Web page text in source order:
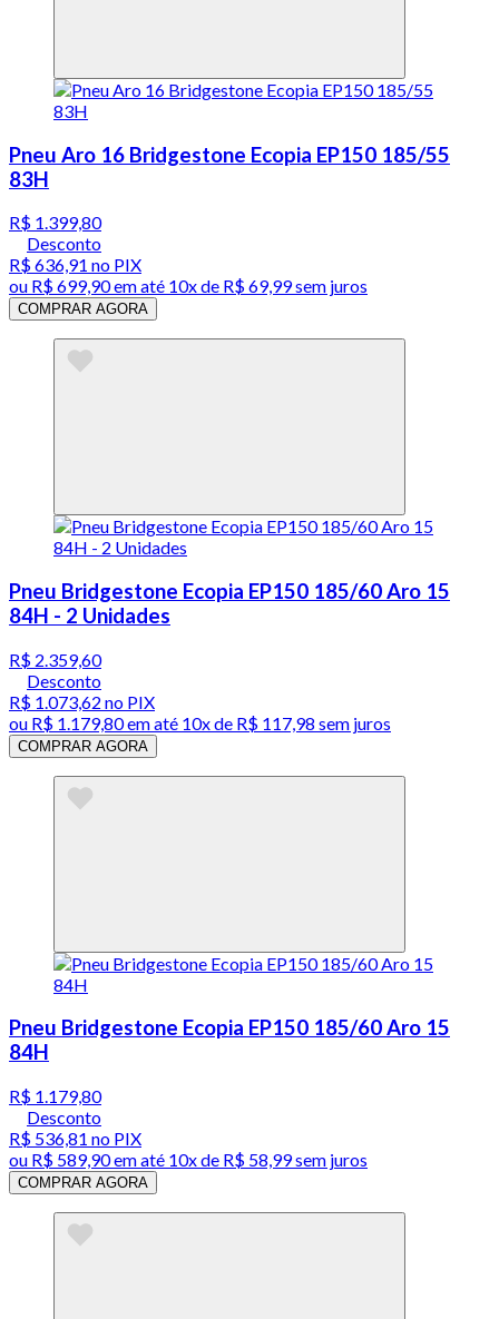
Pneu Aro 16 Bridgestone Ecopia EP150 185/55
83H
R$ 1.399,80
Desconto
R$ 636,91 no PIX
ou R$ 699,90em até 10x de R$ 69,99 sem juros
COMPRAR AGORA
Pneu Bridgestone Ecopia EP150 185/60 Aro 15
84H - 2 Unidades
R$ 2.359,60
Desconto
R$ 1.073,62 no PIX
ou R$ 1.179,80em até 10x de R$ 117,98 sem juros
COMPRAR AGORA
Pneu Bridgestone Ecopia EP150 185/60 Aro 15
84H
R$ 1.179,80
Desconto
R$ 536,81 no PIX
ou R$ 589,90em até 10x de R$ 58,99 sem juros
COMPRAR AGORA